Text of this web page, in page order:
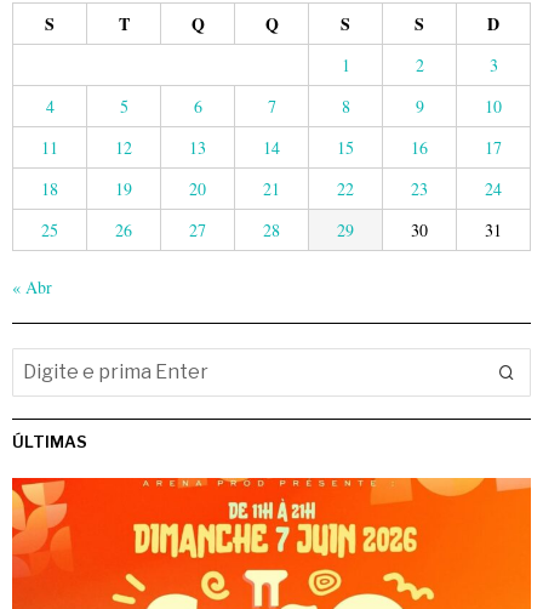
S T Q Q S S D
1 2
3
4
5 6 7 8 9
10
11
12 13 14 15 16
17
18
19 20 21 22 23
24
25
26 27 28 29 30 31
« Abr
ÚLTIMAS